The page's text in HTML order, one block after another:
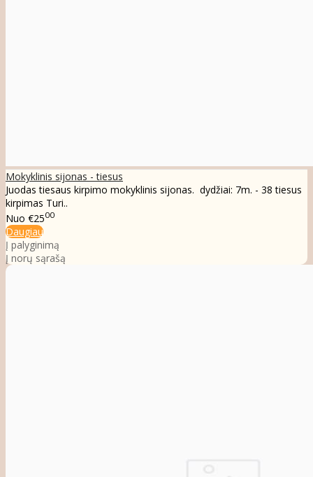
Mokyklinis sijonas - tiesus
Juodas tiesaus kirpimo mokyklinis sijonas. dydžiai: 7m. - 38 tiesus
kirpimas Turi..
Nuo €2500
Daugiau
Į palyginimą
Į norų sąrašą